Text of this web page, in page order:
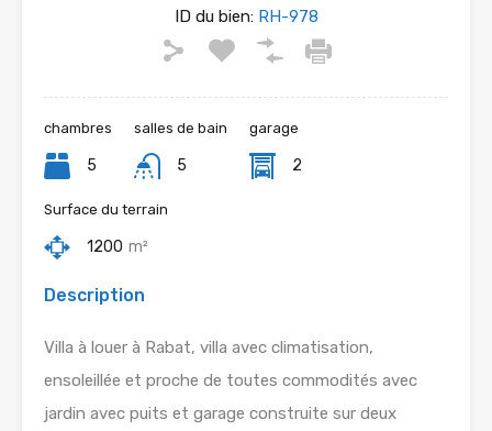
ID du bien:RH-978
chambres
5
salles de bain
5
garage
2
Surface du terrain
1200 m²
Description
Villa à louer à Rabat, villa avec climatisation,
ensoleillée et proche de toutes commodités avec
jardin avec puits et garage construite sur deux